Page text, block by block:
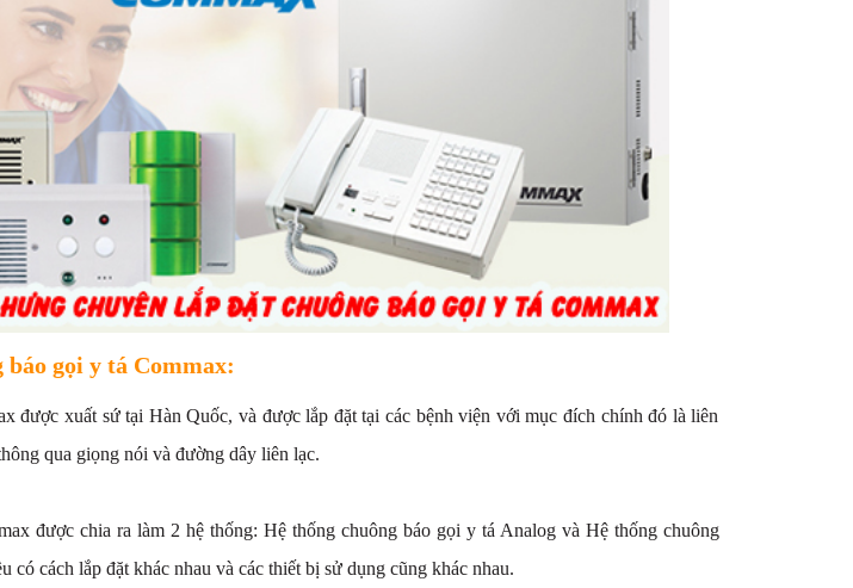
gọi y tá Commax:
được xuất sứ tại Hàn Quốc, và được lắp đặt tại các bệnh viện với mục đích chính đó là liên
qua giọng nói và đường dây liên lạc.
được chia ra làm 2 hệ thống: Hệ thống chuông báo gọi y tá Analog và Hệ thống chuông
có cách lắp đặt khác nhau và các thiết bị sử dụng cũng khác nhau.